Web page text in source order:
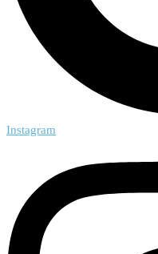
Instagram